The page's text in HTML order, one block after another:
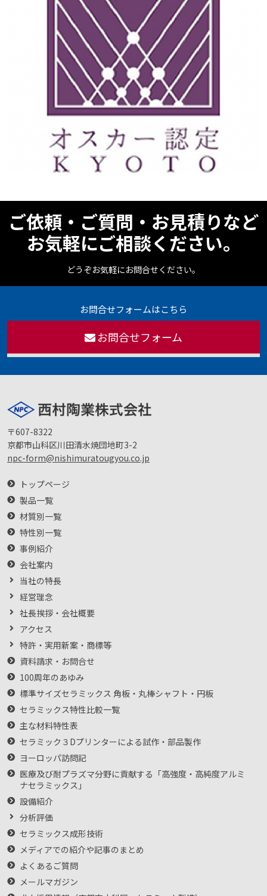
ご依頼・ご質問・お見積りなど
お気軽にご相談ください。
どうぞお気軽にお問合せください。
お問合せフォームはこちら
お問合せフォーム
〒607-8322
京都市山科区川田清水焼団地町3-2
npc-form@nishimuratougyou.co.jp
トップページ
製品一覧
材質別一覧
特性別一覧
事例紹介
会社案内
当社の特長
経営理念
社長挨拶・会社概要
アクセス
特許・実用新案・商標等
資料請求・お問合せ
100周年のあゆみ
標準サイズセラミックス 角板・丸棒シャフト・円板
セラミックス特性比較一覧
主な材料特性表
セラミック３Dプリンターによる試作・部品製作
ヨーロッパ訪問記
医療及び耐プラズマ分野に貢献する「高強度・高純度アルミ
ナセラミックス」
設備紹介
分析評価
セラミックス成形技術
メディアでの紹介や記事のまとめ
よくあるご質問
メールマガジン